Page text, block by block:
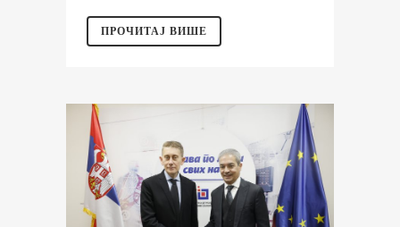
ПРОЧИТАЈ ВИШЕ